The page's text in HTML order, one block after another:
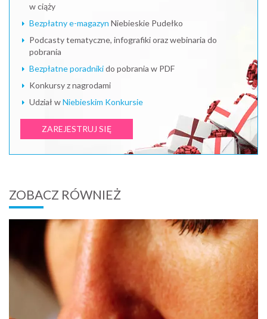
w ciąży
Bezpłatny e-magazyn Niebieskie Pudełko
Podcasty tematyczne, infografiki oraz webinaria do
pobrania
Bezpłatne poradnikido pobrania w PDF
Konkursy z nagrodami
Udział wNiebieskim Konkursie
ZAREJESTRUJ SIĘ
ZOBACZ RÓWNIEŻ